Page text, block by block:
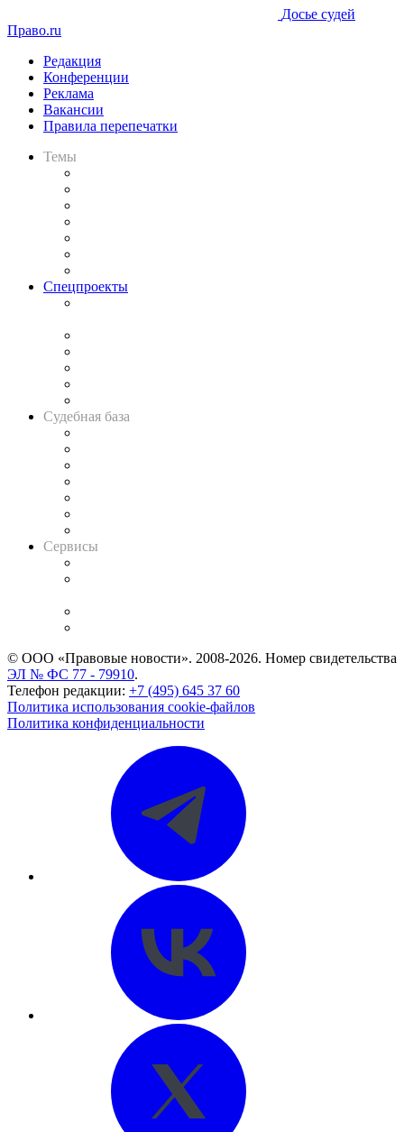
Досье судей
Право.ru
Редакция
Конференции
Реклама
Вакансии
Правила перепечатки
Темы
Спецпроекты
Судебная база
Сервисы
© ООО «Правовые новости». 2008-2026. Номер свидетельства
ЭЛ № ФС 77 - 79910.
Телефон редакции: +7 (495) 645 37 60
Политика использования cookie-файлов
Политика конфиденциальности